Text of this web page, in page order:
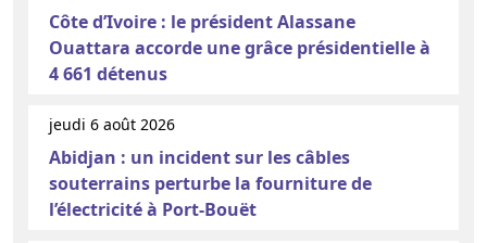
Côte d’Ivoire : le président Alassane
Ouattara accorde une grâce présidentielle à
4 661 détenus
jeudi 6 août 2026
Abidjan : un incident sur les câbles
souterrains perturbe la fourniture de
l’électricité à Port-Bouët